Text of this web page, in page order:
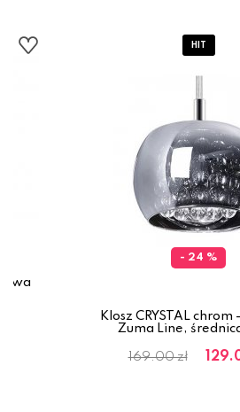
- 24 %
Klosz CRYSTAL chrom
Zuma Line,
169.00 zł